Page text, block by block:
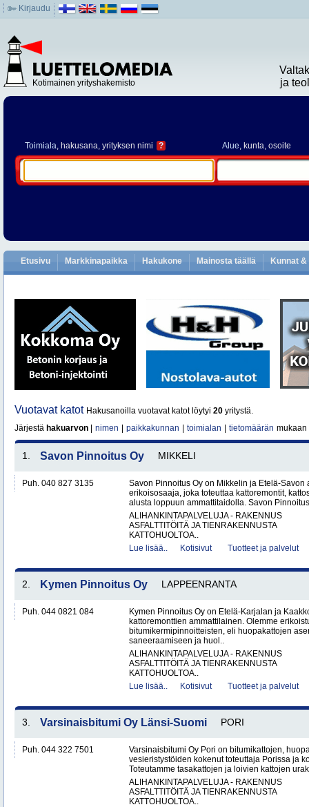
Kirjaudu
Kotimainen yrityshakemisto
ja
Toimiala, hakusana, yrityksen nimi ? Alue, kunta, osoite
Etusivu Markkinapaikka Hakukone Mainosta täällä Kunnat
Vuotavat katot Hakusanoilla vuotavat katot löytyi 20 yritystä.
Järjestä hakuarvon nimen paikkakunnan toimialan tietomäärän mukaan
1. Savon Pinnoitus Oy MIKKELI
Puh. 040 827 3135
Savon Pinnoitus Oy on Mikkelin ja Etelä-Savon
erikoisosaaja, joka toteuttaa kattoremontit,
alusta loppuun ammattitaidolla. Savon
ALIHANKINTAPALVELUJA - RAKENNUS
ASFALTTITÖITÄ JA TIENRAKENNUSTA
KATTOHUOLTOA..
Lue lisää..
Kotisivut Tuotteet ja palvelut
2. Kymen Pinnoitus Oy LAPPEENRANTA
Puh. 044 0821 084
Kymen Pinnoitus Oy on Etelä-Karjalan ja
kattoremonttien ammattilainen. Olemme
bitumikermipinnoitteisten, eli huopakattojen
saneeraamiseen ja huol..
ALIHANKINTAPALVELUJA - RAKENNUS
ASFALTTITÖITÄ JA TIENRAKENNUSTA
KATTOHUOLTOA..
Lue lisää..
Kotisivut Tuotteet ja palvelut
3. Varsinaisbitumi Oy Länsi-Suomi PORI
Puh. 044 322 7501
Varsinaisbitumi Oy Pori on bitumikattojen,
vesieristystöiden kokenut toteuttaja Porissa ja
Toteutamme tasakattojen ja loivien kattojen
ALIHANKINTAPALVELUJA - RAKENNUS
ASFALTTITÖITÄ JA TIENRAKENNUSTA
KATTOHUOLTOA..